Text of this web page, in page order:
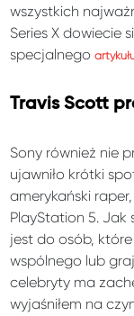
wszystkich
Series X dowiecie
specjalnego
Travis Scott
Sony również nie
ujawniło krótki
amerykański
PlayStation 5. Jak
jest do osób,
wspólnego lub
celebryty ma
wyjaśniłem na